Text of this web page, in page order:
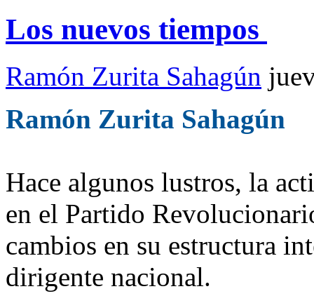
Los nuevos tiempos
Ramón Zurita Sahagún
Ramón Zurita Sahagún
Hace algunos lustros, la
en el Partido
cambios en su estructura
dirigente nacional.